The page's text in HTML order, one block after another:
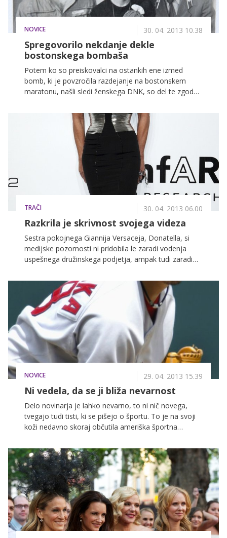
NOVICE 30. 04. 2013 10.38
Spregovorilo nekdanje dekle
bostonskega bombaša
Potem ko so preiskovalci na ostankih ene izmed
bomb, ki je povzročila razdejanje na bostonskem
maratonu, našli sledi ženskega DNK, so del te zgodbe
ki sta poskrbela za tragedijo. Potem ko so preiskovalci
obiskali dom vdove Tamerlana Carnajeva, je za
medije spregovorilo njegovo nekdanje dekle.
TRAČI 30. 04. 2013 06.00
Razkrila je skrivnost svojega videza
Sestra pokojnega Giannija Versaceja, Donatella, si
medijske pozornosti ni pridobila le zaradi vodenja
uspešnega družinskega podjetja, ampak tudi zaradi
pogovoru pa je modna oblikovalka prvič spregovorila
o tem, kako tak videz vzdržuje.
NOVICE 29. 04. 2013 15.39
Ni vedela, da se ji bliža nevarnost
Delo novinarja je lahko nevarno, to ni nič novega,
tvegajo tudi tisti, ki se pišejo o športu. To je na svoji
koži nedavno skoraj občutila ameriška športna
las zgrešila bejzbolska žogica, sama pa je ta trenutek
nevede ujela s telefonom.